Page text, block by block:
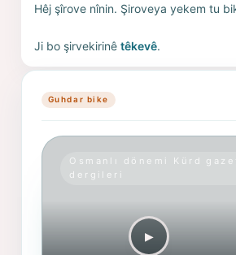
Hêj şîrove nînin. Şiroveya yekem tu
Ji bo şirvekirinêtêkevê.
Guhdar bike
Osmanlı dönemi Kürd
dergileri
▶︎